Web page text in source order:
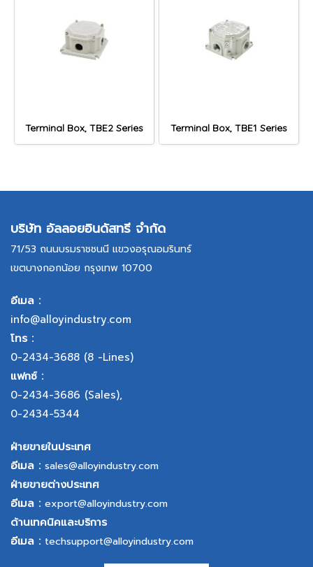
Terminal Box, TBE2 Series Terminal Box, TBE1 Series
บริษัท อัลลอยอินดัสทรี จำกัด
71/53 ถนนบรมราชชนนี แขวงอรุณอมรินทร์
เขตบางกอกน้อย กรุงเทพ 10700
อีเมล :
info@alloyindustry.com
โทร :
0-2434-3688 (8 -Lines)
แฟกซ์ :
0-2434-3686 (Sales),
0-2434-5344
ฝ่ายขายในประเทศ
อีเมล : sales@alloyindustry.com
ฝ่ายขายต่างประเทศ
อีเมล : export@alloyindustry.com
ด้านเทคนิคและบริการ
อีเมล : techsupport@alloyindustry.com